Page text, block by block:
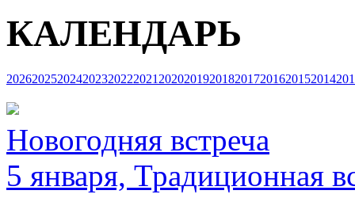
КАЛЕНДАРЬ
202620252024202320222021 2020201920182017201620152014
Новогодняя встреча
5 января, Традиционная